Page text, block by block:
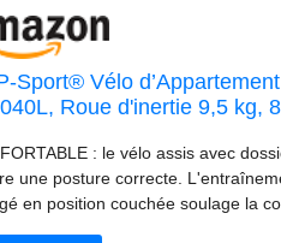
Sport® Vélo
Roue d'inertie 9,5 kg,
de pouls, Écran LCD
: le vélo assis avec
une posture correcte.
en position couchée soulage la